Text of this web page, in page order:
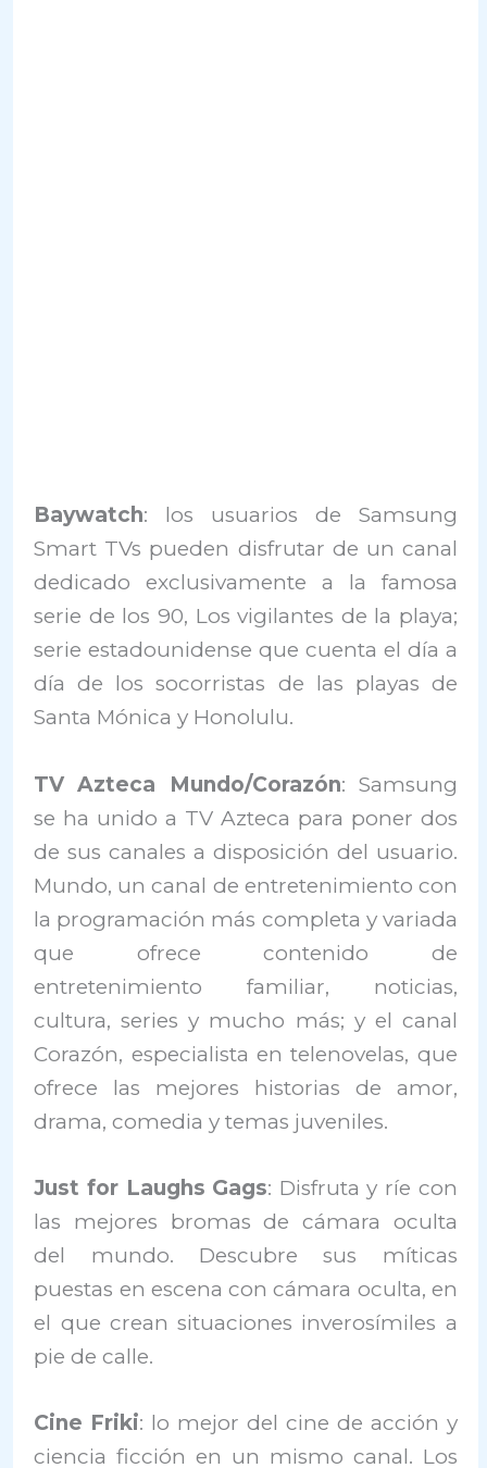
Baywatch: los usuarios de Samsung
Smart TVs pueden disfrutar de un canal
dedicado exclusivamente a la famosa
serie de los 90, Los vigilantes de la playa;
serie estadounidense que cuenta el día a
día de los socorristas de las playas de
Santa Mónica y Honolulu.
TV Azteca Mundo/Corazón: Samsung
se ha unido a TV Azteca para poner dos
de sus canales a disposición del usuario.
Mundo, un canal de entretenimiento con
la programación más completa y variada
que ofrece contenido de
entretenimiento familiar, noticias,
cultura, series y mucho más; y el canal
Corazón, especialista en telenovelas, que
ofrece las mejores historias de amor,
drama, comedia y temas juveniles.
Just for Laughs Gags: Disfruta y ríe con
las mejores bromas de cámara oculta
del mundo. Descubre sus míticas
puestas en escena con cámara oculta, en
el que crean situaciones inverosímiles a
pie de calle.
Cine Friki: lo mejor del cine de acción y
ciencia ficción en un mismo canal. Los